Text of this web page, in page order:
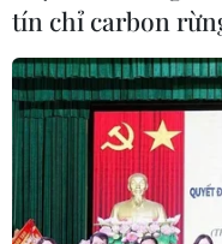
sống suốt gần 2
16/09/2021 03:51
Theo tiến sỹ Rebecca
đạt đến độ tuổi đặc
của cây 'tai khỉ'
biến trên đồng cỏ ở
tín chỉ carbon